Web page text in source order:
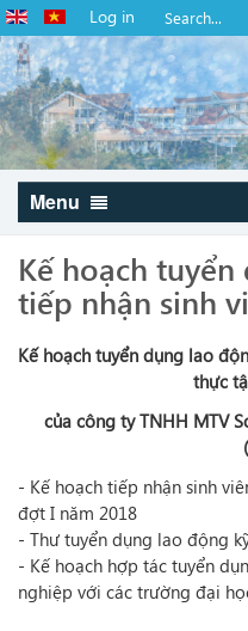
Log in
Menu
Kế hoạch
tiếp nhận sinh
Kế hoạch tuyển dụng lao
thực
của công ty TNHH MTV
- Kế hoạch tiếp nhận sinh
đợt I năm 2018
- Thư tuyển dụng lao động
- Kế hoạch hợp tác tuyển
nghiệp với các trường đại